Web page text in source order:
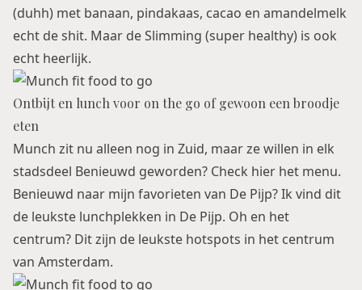
(duhh) met banaan, pindakaas, cacao en amandelmelk
echt de shit. Maar de Slimming (super healthy) is ook
echt heerlijk.
Ontbijt en lunch voor on the go of gewoon een broodje
eten
Munch zit nu alleen nog in Zuid, maar ze willen in elk
stadsdeel Benieuwd geworden? Check hier het menu.
Benieuwd naar mijn favorieten van De Pijp? Ik vind dit
de leukste lunchplekken in De Pijp. Oh en het
centrum? Dit zijn de leukste hotspots in het centrum
van Amsterdam.